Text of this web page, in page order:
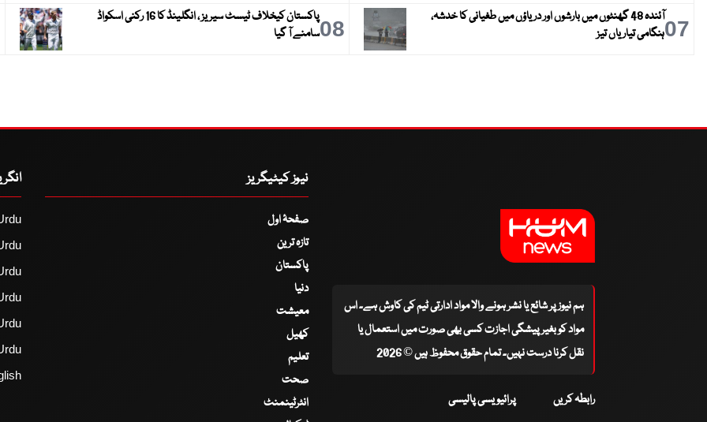
07
آئندہ 48 گھنٹوں میں بارشوں اور دریاؤں میں طغیانی کا خدشہ،
ہنگامی تیاریاں تیز
08
پاکستان کیخلاف ٹیسٹ سیریز ، انگلینڈ کا 16 رکنی اسکواڈ
سامنے آ گیا
ہم نیوز پر شائع یا نشر ہونے والا مواد ادارتی ٹیم کی کاوش ہے۔ اس
مواد کو بغیر پیشگی اجازت کسی بھی صورت میں استعمال یا
نقل کرنا درست نہیں۔ تمام حقوق محفوظ ہیں © 2026
رابطہ کریں پرائیویسی پالیسی
نیوز کیٹیگریز
صفحۂ اول
تازہ ترین
پاکستان
دنیا
معیشت
کھیل
تعلیم
صحت
انٹرٹینمنٹ